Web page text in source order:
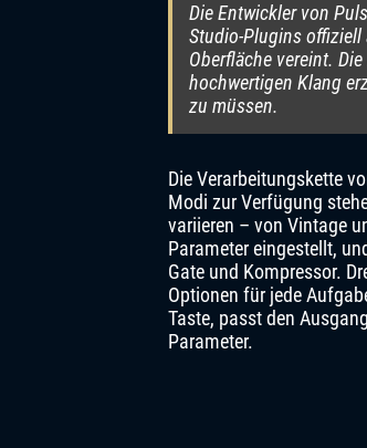
Die Entwickler von
Studio-Plugins offiziell
Oberfläche vereint.
hochwertigen Klang
zu müssen.
Die Verarbeitungskette
Modi zur Verfügung
variieren – von Vintage
Parameter eingestellt,
Gate und Kompressor.
Optionen für jede
Taste, passt den
Parameter.